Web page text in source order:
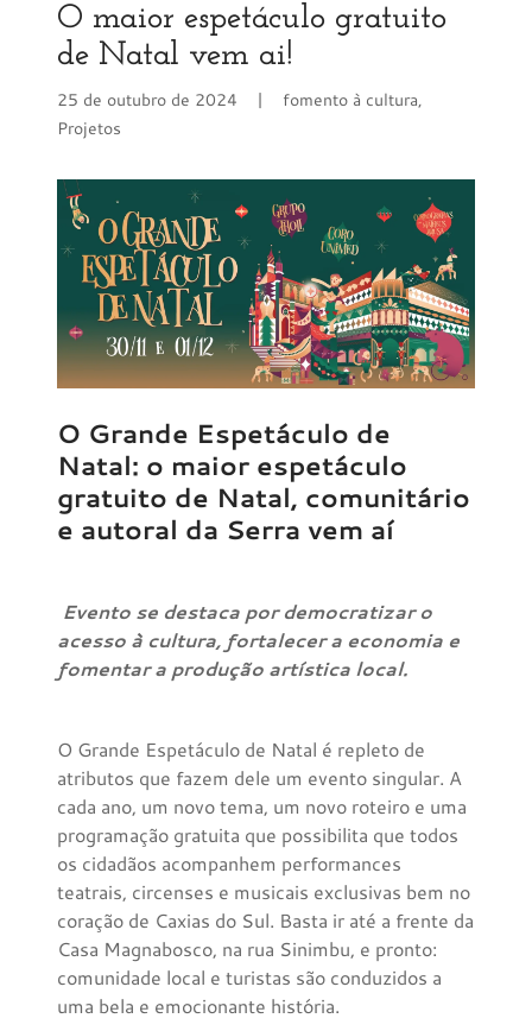
O maior espetáculo gratuito
de Natal vem ai!
25 de outubro de 2024 |
fomento à cultura,
Projetos
O Grande Espetáculo de
Natal: o maior espetáculo
gratuito de Natal, comunitário
e autoral da Serra vem aí
Evento se destaca por democratizar o
acesso à cultura, fortalecer a economia e
fomentar a produção artística local.
O Grande Espetáculo de Natal é repleto de
atributos que fazem dele um evento singular. A
cada ano, um novo tema, um novo roteiro e uma
programação gratuita que possibilita que todos
os cidadãos acompanhem performances
teatrais, circenses e musicais exclusivas bem no
coração de Caxias do Sul. Basta ir até a frente da
Casa Magnabosco, na rua Sinimbu, e pronto:
comunidade local e turistas são conduzidos a
uma bela e emocionante história.